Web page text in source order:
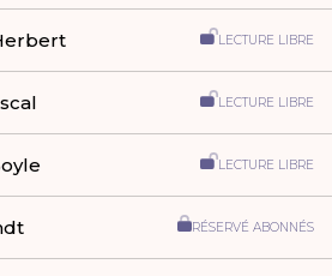
LECTURE LIBRE
LECTURE LIBRE
LECTURE LIBRE
RÉSERVÉ ABONNÉS